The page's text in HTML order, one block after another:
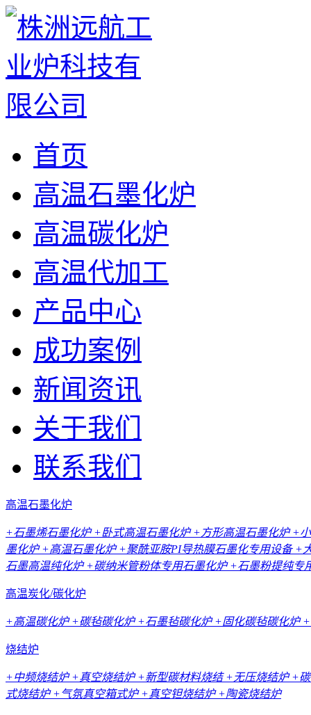
首页
高温石墨化炉
高温碳化炉
高温代加工
产品中心
成功案例
新闻资讯
关于我们
联系我们
高温石墨化炉
+石墨烯石墨化炉+卧式高温石墨化炉+方形高温石墨化炉+
墨化炉+高温石墨化炉+聚酰亚胺PI导热膜石墨化专用设备 +
石墨高温纯化炉+碳纳米管粉体专用石墨化炉+石墨粉提纯专
高温炭化/碳化炉
+高温碳化炉+碳毡碳化炉+石墨毡碳化炉+固化碳毡碳化炉
烧结炉
+中频烧结炉+真空烧结炉+新型碳材料烧结+无压烧结炉+
式烧结炉+气氛真空箱式炉+真空钽烧结炉+陶瓷烧结炉